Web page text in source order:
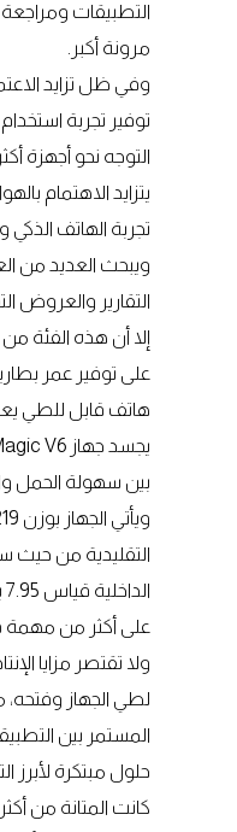
التطبيقات
مرونة أكبر.
وفي ظل تزايد
توفير تجربة
التوجه نحو أجهزة
يتزايد الاهتمام
تجربة الهاتف
ويبحث العديد من
التقارير والعروض
إلا أن هذه الفئة
على توفير عمر
هاتف قابل للطي
بين سهولة الحمل
التقليدية من حيث
على أكثر من مهمة
لطي الجهاز وفتحه،
المستمر بين
حلول مبتكرة لأبرز
كانت المتانة من